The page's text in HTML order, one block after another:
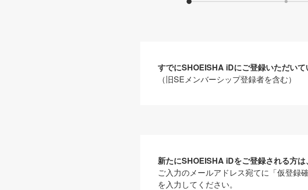
すでにSHOEISHA iDにご登録いただいて
（旧SEメンバーシップ登録者を含む）
新たにSHOEISHA iDをご登録される方は
ご入力のメールアドレス宛てに「仮登録
を入力してください。